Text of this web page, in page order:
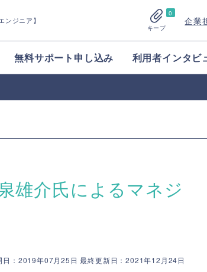
ンジニア】
0
キープ
企業
無料サポート申し込み 利用者インタビ
雄介氏によるマネジ
日：2019年07月25日 最終更新日：2021年12月24日